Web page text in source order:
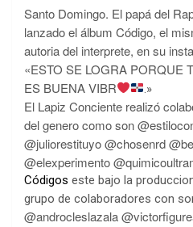
Santo Domingo. El papá del
lanzado el álbum Código, el
autoria del interprete, en su
«ESTO SE LOGRA PORQUE
ES BUENA VIBR
.»
El Lapiz Conciente realizó
del genero como son
@juliorestituyo @chosenrd
@elexperimento
Códigos este bajo la
grupo de colaboradores con
@androcleslazala